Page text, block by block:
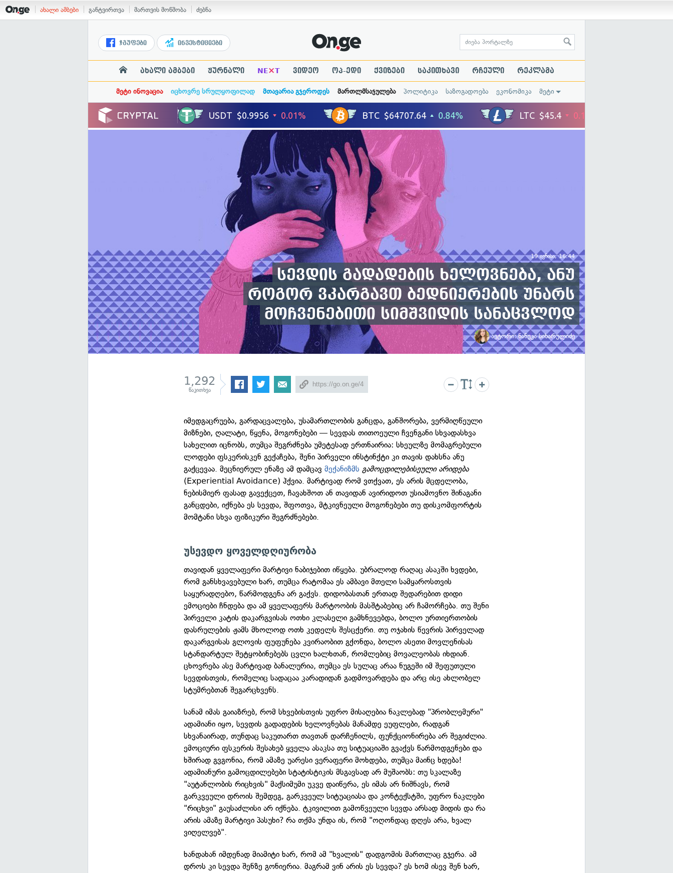
ახალი ამბები განტვირთვა მართვის მოწმობა ძებნა
ჯგუფები ინვესტიციები
ახალი ამბები ჟურნალი NE×T ვიდეო ოპ-ედი ქვიზები საკითხავი რჩეული რეკლამა
მეტი ინოვაცია იცხოვრე სრულყოფილად მთავარია გჯეროდეს მართლმსაჯულება პოლიტიკა საზოგადოება ეკონომიკა მეტი
19 ივნისი, 16:44
სევდის გადადების ხელოვნება, ანუ
როგორ ვკარგავთ ბედნიერების უნარს
მოჩვენებითი სიმშვიდის სანაცვლოდ
ავტორი: ნანუკა სიხარულიძე
1,292
წაკითხვა
იმედგაცრუება, გარდაცვალება, უსამართლობის განცდა, განშორება, ვერმიღწეული
მიზნები, ღალატი, წყენა, მოგონებები — სევდას თითოეული ჩვენგანი სხვადასხვა
სახელით იცნობს, თუმცა შეგრძნება უმეტესად ერთნაირია: სხეულზე მომაგრებული
ლოდები ფსკერისკენ გექაჩება, შენი პირველი ინსტინქტი კი თავის დახსნა ანუ
გაქცევაა. მეცნიერულ ენაზე ამ დამცავმექანიზმს გამოცდილებისეული არიდება
(Experiential Avoidance) ჰქვია. მარტივად რომ ვთქვათ, ეს არის მცდელობა,
ნებისმიერ ფასად გავექცეთ, ჩავახშოთ ან თავიდან ავირიდოთ უსიამოვნო შინაგანი
განცდები, იქნება ეს სევდა, შფოთვა, მტკივნეული მოგონებები თუ დისკომფორტის
მომტანი სხვა ფიზიკური შეგრძნებები.
უსევდო ყოველდღიურობა
თავიდან ყველაფერი მარტივი ნაბიჯებით იწყება. უბრალოდ რაღაც ასაკში ხვდები,
რომ განსხვავებული ხარ, თუმცა რატომაა ეს ამბავი მთელი სამყაროსთვის
საყურადღებო, წარმოდგენა არ გაქვს. დიდობასთან ერთად შედარებით დიდი
ემოციები ჩნდება და ამ ყველაფერს მარტოობის მასშტაბებიც არ ჩამორჩება. თუ შენი
პირველი კატის დაკარგვისას ოთხი კლასელი გამხნევებდა, ბოლო ურთიერთობის
დასრულების ჟამს მხოლოდ ოთხ კედელს შესცქერი. თუ ოჯახის წევრის პირველად
დაკარგვისას გლოვის ფუფუნება კვირაობით გქონდა, ბოლო ასეთი მოვლენისას
სტანდარტულ შეტყობინებებს ცვლი ხალხთან, რომლებიც მოვალეობას იხდიან.
ცხოვრება ასე მარტივად ბანალურია, თუმცა ეს სულაც არაა ნუგეში იმ შეფუთული
სევდისთვის, რომელიც სადაცაა კარადიდან გადმოვარდება და არც ისე ახლობელ
სტუმრებთან შეგარცხვენს.
სანამ იმას გაიაზრებ, რომ სხვებისთვის უფრო მისაღებია ნაკლებად "პრობლემური"
ადამიანი იყო, სევდის გადადების ხელოვნებას მანამდე ეუფლები, რადგან
სხვანაირად, თუნდაც საკუთართ თავთან დარჩენილს, ფუნქციონირება არ შეგიძლია.
ემოციური ფსკერის შესახებ ყველა ასაკსა თუ სიტუაციაში გვაქვს წარმოდგენები და
ხშირად გვგონია, რომ ამაზე უარესი ვერაფერი მოხდება, თუმცა მაინც ხდება!
ადამიანური გამოცდილებები სტატისტიკის მსგავსად არ მუშაობს: თუ სკალაზე
"აუტანლობის რიცხვის" მაქსიმუმი უკვე დაიწერა, ეს იმას არ ნიშნავს, რომ
გარკვეული დროის შემდეგ, გარკვეულ სიტუაციასა და კონტექსტში, უფრო ნაკლები
"რიცხვი" გაუსაძლისი არ იქნება. ტკივილით გამოწვეული სევდა არსად მიდის და რა
არის ამაზე მარტივი პასუხი? რა თქმა უნდა ის, რომ "ოღონდაც დღეს არა, ხვალ
ვიღელვებ".
ხანდახან იმდენად მიამიტი ხარ, რომ ამ "ხვალის" დადგომის მართლაც გჯერა. ამ
დროს კი სევდა შენზე გონიერია. მაგრამ ვინ არის ეს სევდა? ეს ხომ ისევ შენ ხარ,